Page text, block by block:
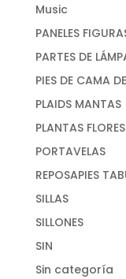
Music
PANELES
PARTES DE
PIES DE CAMA
PLAIDS MANTAS
PLANTAS
PORTAVELAS
REPOSAPIES
SILLAS
SILLONES
SIN
Sin categoría